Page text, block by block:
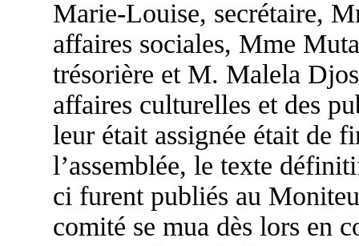
Marie-Louise, secrétaire,
affaires sociales, Mme
trésorière et M. Malela
affaires culturelles et des
leur était assignée était de
l’assemblée, le texte
ci furent publiés au
comité se mua dès lors en